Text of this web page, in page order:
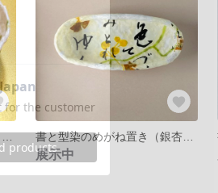
書と型染の小物入れ籠（秋・銀杏）一閑張り
展示中